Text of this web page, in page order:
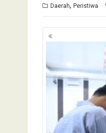
Daerah, Peristiwa
Navigasi
pos